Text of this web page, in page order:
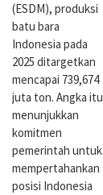
(ESDM), produksi
batu bara
Indonesia pada
2025 ditargetkan
mencapai 739,674
juta ton. Angka itu
menunjukkan
komitmen
pemerintah untuk
mempertahankan
posisi Indonesia